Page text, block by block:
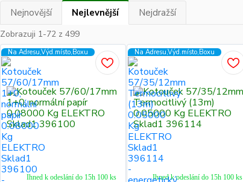
Nejnovější Nejlevnější Nejdražší
Zobrazuji 1-72 z 499
Na Adresu,Výd.místo,Boxu
Ihned k odeslání do 15h 100 ks
Na Adresu,Výd.místo,Boxu
Ihned k odeslání do 15h 100 ks